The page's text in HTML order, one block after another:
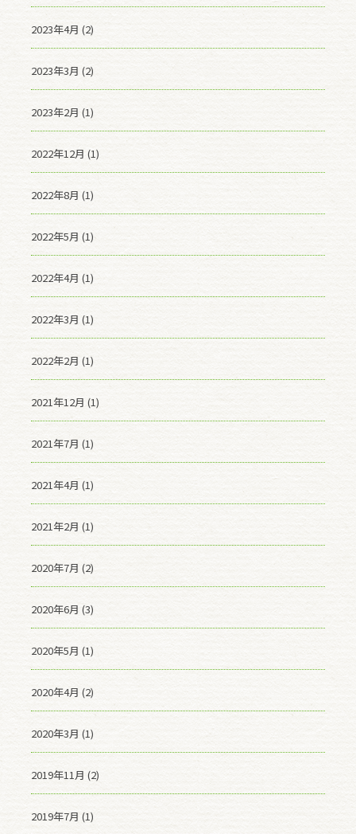
2023年4月 (2)
2023年3月 (2)
2023年2月 (1)
2022年12月 (1)
2022年8月 (1)
2022年5月 (1)
2022年4月 (1)
2022年3月 (1)
2022年2月 (1)
2021年12月 (1)
2021年7月 (1)
2021年4月 (1)
2021年2月 (1)
2020年7月 (2)
2020年6月 (3)
2020年5月 (1)
2020年4月 (2)
2020年3月 (1)
2019年11月 (2)
2019年7月 (1)